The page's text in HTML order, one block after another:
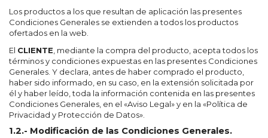
Los productos a los que resultan de aplicación las presentes
Condiciones Generales se extienden a todos los productos
ofertados en la web.
El CLIENTE , mediante la compra del producto, acepta todos los
términos y condiciones expuestas en las presentes Condiciones
Generales. Y declara, antes de haber comprado el producto,
haber sido informado, en su caso, en la extensión solicitada por
él y haber leído, toda la información contenida en las presentes
Condiciones Generales, en el «Aviso Legal» y en la «Política de
Privacidad y Protección de Datos».
1.2.- Modificación de las Condiciones Generales.